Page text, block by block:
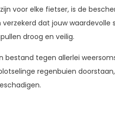
voor elke fietser, is de
dat jouw waardevolle
droog en veilig.
tegen allerlei
regenbuien